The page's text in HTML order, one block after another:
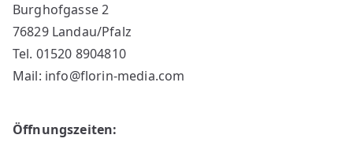
Burghofgasse 2
76829 Landau/Pfalz
Tel. 01520 8904810
Mail: info@florin-media.com
Öffnungszeiten: